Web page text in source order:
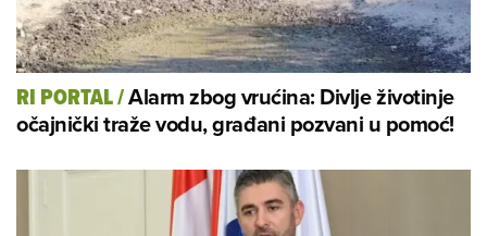
RI PORTAL/Alarm zbog vrućina: Divlje životinje
očajnički traže vodu, građani pozvani u pomoć!